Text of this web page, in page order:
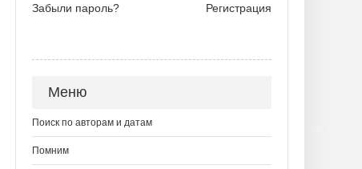
Забыли пароль?
Регистрация
Меню
Поиск по авторам и датам
Помним